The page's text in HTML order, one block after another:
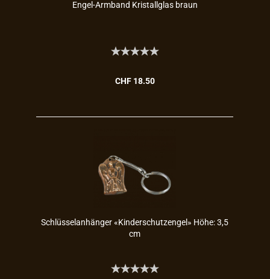
Engel-​​Arm­band Kris­tall­glas braun
CHF 18.50
Schlüs­sel­an­hän­ger «Kin­der­schutz­en­gel» Höhe: 3,5
cm